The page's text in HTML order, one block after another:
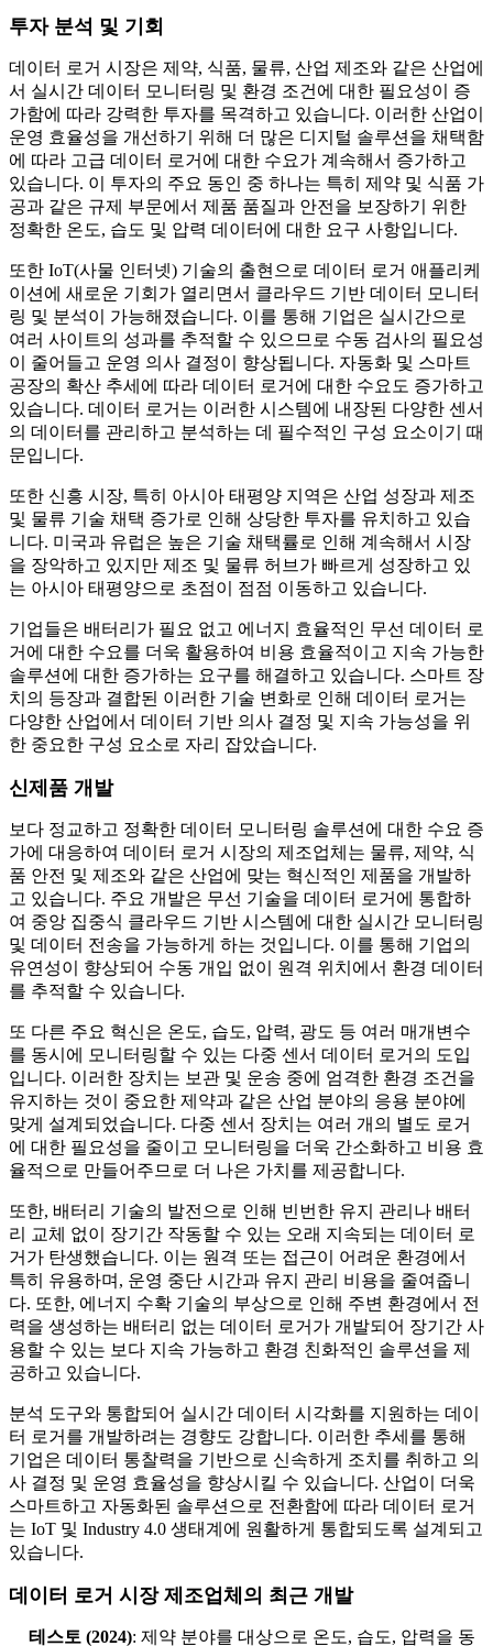
투자 분석 및 기회
데이터 로거 시장은 제약, 식품, 물류, 산업 제조와 같은 산업에
서 실시간 데이터 모니터링 및 환경 조건에 대한 필요성이 증
가함에 따라 강력한 투자를 목격하고 있습니다. 이러한 산업이
운영 효율성을 개선하기 위해 더 많은 디지털 솔루션을 채택함
에 따라 고급 데이터 로거에 대한 수요가 계속해서 증가하고
있습니다. 이 투자의 주요 동인 중 하나는 특히 제약 및 식품 가
공과 같은 규제 부문에서 제품 품질과 안전을 보장하기 위한
정확한 온도, 습도 및 압력 데이터에 대한 요구 사항입니다.
또한 IoT(사물 인터넷) 기술의 출현으로 데이터 로거 애플리케
이션에 새로운 기회가 열리면서 클라우드 기반 데이터 모니터
링 및 분석이 가능해졌습니다. 이를 통해 기업은 실시간으로
여러 사이트의 성과를 추적할 수 있으므로 수동 검사의 필요성
이 줄어들고 운영 의사 결정이 향상됩니다. 자동화 및 스마트
공장의 확산 추세에 따라 데이터 로거에 대한 수요도 증가하고
있습니다. 데이터 로거는 이러한 시스템에 내장된 다양한 센서
의 데이터를 관리하고 분석하는 데 필수적인 구성 요소이기 때
문입니다.
또한 신흥 시장, 특히 아시아 태평양 지역은 산업 성장과 제조
및 물류 기술 채택 증가로 인해 상당한 투자를 유치하고 있습
니다. 미국과 유럽은 높은 기술 채택률로 인해 계속해서 시장
을 장악하고 있지만 제조 및 물류 허브가 빠르게 성장하고 있
는 아시아 태평양으로 초점이 점점 이동하고 있습니다.
기업들은 배터리가 필요 없고 에너지 효율적인 무선 데이터 로
거에 대한 수요를 더욱 활용하여 비용 효율적이고 지속 가능한
솔루션에 대한 증가하는 요구를 해결하고 있습니다. 스마트 장
치의 등장과 결합된 이러한 기술 변화로 인해 데이터 로거는
다양한 산업에서 데이터 기반 의사 결정 및 지속 가능성을 위
한 중요한 구성 요소로 자리 잡았습니다.
신제품 개발
보다 정교하고 정확한 데이터 모니터링 솔루션에 대한 수요 증
가에 대응하여 데이터 로거 시장의 제조업체는 물류, 제약, 식
품 안전 및 제조와 같은 산업에 맞는 혁신적인 제품을 개발하
고 있습니다. 주요 개발은 무선 기술을 데이터 로거에 통합하
여 중앙 집중식 클라우드 기반 시스템에 대한 실시간 모니터링
및 데이터 전송을 가능하게 하는 것입니다. 이를 통해 기업의
유연성이 향상되어 수동 개입 없이 원격 위치에서 환경 데이터
를 추적할 수 있습니다.
또 다른 주요 혁신은 온도, 습도, 압력, 광도 등 여러 매개변수
를 동시에 모니터링할 수 있는 다중 센서 데이터 로거의 도입
입니다. 이러한 장치는 보관 및 운송 중에 엄격한 환경 조건을
유지하는 것이 중요한 제약과 같은 산업 분야의 응용 분야에
맞게 설계되었습니다. 다중 센서 장치는 여러 개의 별도 로거
에 대한 필요성을 줄이고 모니터링을 더욱 간소화하고 비용 효
율적으로 만들어주므로 더 나은 가치를 제공합니다.
또한, 배터리 기술의 발전으로 인해 빈번한 유지 관리나 배터
리 교체 없이 장기간 작동할 수 있는 오래 지속되는 데이터 로
거가 탄생했습니다. 이는 원격 또는 접근이 어려운 환경에서
특히 유용하며, 운영 중단 시간과 유지 관리 비용을 줄여줍니
다. 또한, 에너지 수확 기술의 부상으로 인해 주변 환경에서 전
력을 생성하는 배터리 없는 데이터 로거가 개발되어 장기간 사
용할 수 있는 보다 지속 가능하고 환경 친화적인 솔루션을 제
공하고 있습니다.
분석 도구와 통합되어 실시간 데이터 시각화를 지원하는 데이
터 로거를 개발하려는 경향도 강합니다. 이러한 추세를 통해
기업은 데이터 통찰력을 기반으로 신속하게 조치를 취하고 의
사 결정 및 운영 효율성을 향상시킬 수 있습니다. 산업이 더욱
스마트하고 자동화된 솔루션으로 전환함에 따라 데이터 로거
는 IoT 및 Industry 4.0 생태계에 원활하게 통합되도록 설계되고
있습니다.
데이터 로거 시장 제조업체의 최근 개발
테스토 (2024): 제약 분야를 대상으로 온도, 습도, 압력을 동